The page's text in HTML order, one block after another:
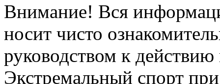
Внимание! Вся
носит чисто
руководством к
Экстремальный спорт